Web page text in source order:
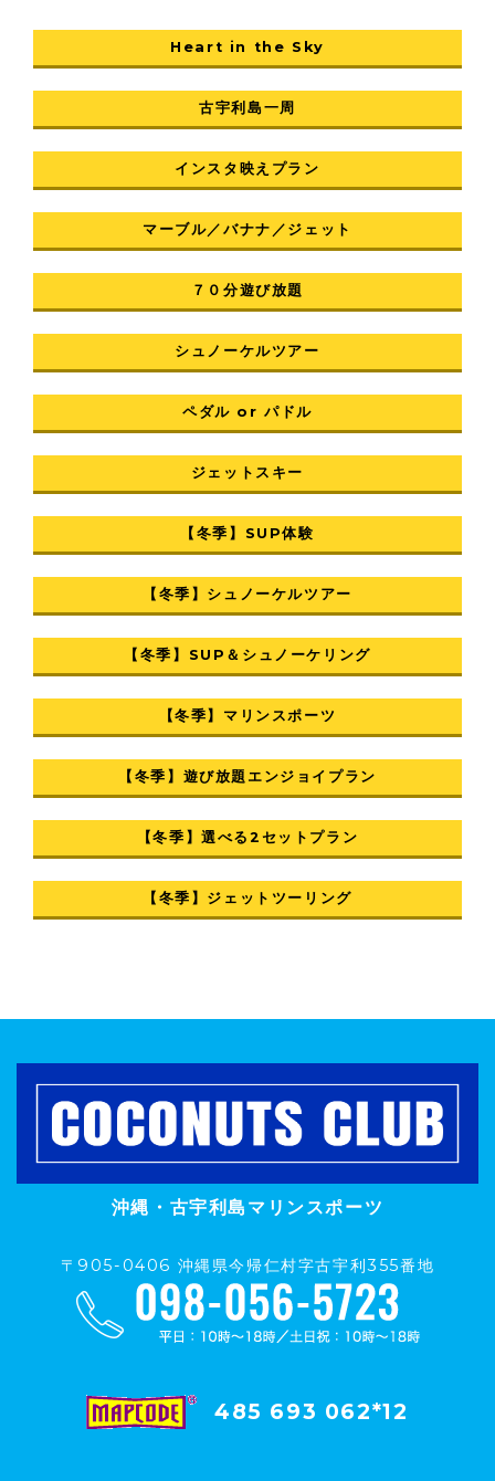
Heart in the Sky
古宇利島一周
インスタ映えプラン
マーブル／バナナ／ジェット
７０分遊び放題
シュノーケルツアー
ペダル or パドル
ジェットスキー
【冬季】SUP体験
【冬季】シュノーケルツアー
【冬季】SUP＆シュノーケリング
【冬季】マリンスポーツ
【冬季】遊び放題エンジョイプラン
【冬季】選べる2セットプラン
【冬季】ジェットツーリング
沖縄・古宇利島マリンスポーツ
〒905-0406 沖縄県今帰仁村字古宇利355番地
485 693 062*12